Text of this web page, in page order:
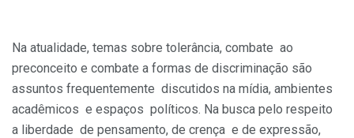
Na atualidade, temas sobre tolerância, combate ao
preconceito e combate a formas de discriminação são
assuntos frequentemente discutidos na mídia, ambientes
acadêmicos e espaços políticos. Na busca pelo respeito
a liberdade de pensamento, de crença e de expressão,